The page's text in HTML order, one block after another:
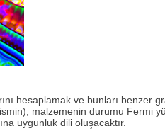
hesaplamak ve bunları
malzemenin durumu Fermi
uygunluk dili oluşacaktır.